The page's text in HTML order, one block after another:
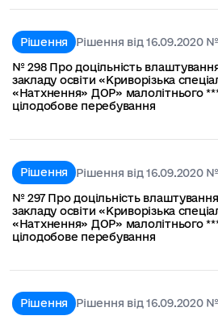
Рішення
Рішення від 16.09.2020
№ 298 Про доцільність
закладу освіти «Криворізька
«Натхнення» ДОР» малолітнього
цілодобове перебування
Рішення
Рішення від 16.09.2020
№ 297 Про доцільність
закладу освіти «Криворізька
«Натхнення» ДОР» малолітнього
цілодобове перебування
Рішення
Рішення від 16.09.2020